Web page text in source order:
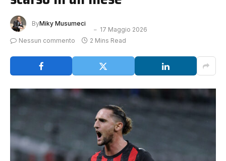
ByMiky Musumeci
17 Maggio 2026
Nessun commento
2 Mins Read